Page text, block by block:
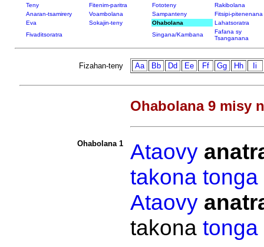
Teny Fitenim-paritra Fototeny
Rakibolana
Anaran-tsamirery
Voambolana Sampanteny
Fitsipi-pitenenana
Eva
Sokajin-teny Ohabolana
Lahatsoratra
Fivaditsoratra
Singana/Kambana
Fafana sy
Tsanganana
Fizahan-teny Aa Bb Dd Ee Ff Gg Hh Ii
Ohabolana 9 misy
Ohabolana 1 Ataovy
takona tonga
Ataovy
takona tonga